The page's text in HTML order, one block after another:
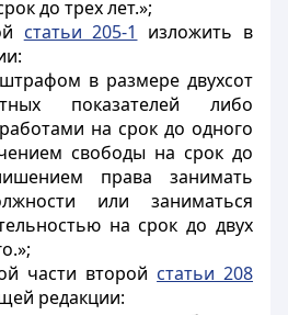
до трех лет.»;
статьи 205-1
изложить в
в размере двухсот
показателей либо
на срок до одного
свободы на срок до
права занимать
или заниматься
на срок до двух
части второй статьи 208
редакции: